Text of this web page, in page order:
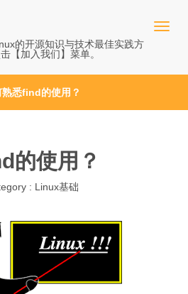
的开源知识与技术最佳实践方
【加入我们】菜单。
熟悉find的使用？
的使用？
: Linux基础